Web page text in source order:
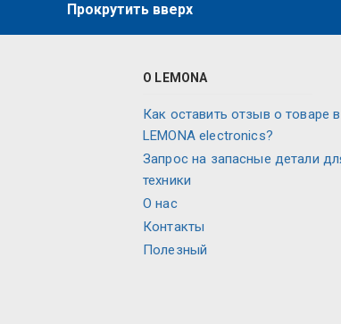
Прокрутить вверх
О LEMONA
Как оставить отзыв о товаре
LEMONA electronics?
Запрос на запасные детали
техники
О нас
Контакты
Полезный